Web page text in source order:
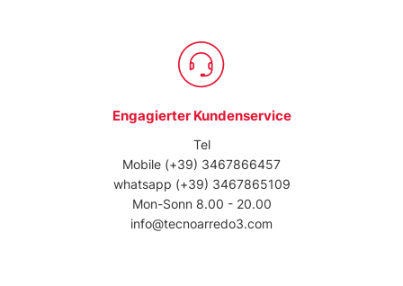
Engagierter Kundenservice
Tel
Mobile (+39) 3467866457
whatsapp (+39) 3467865109
Mon-Sonn 8.00 - 20.00
info@tecnoarredo3.com